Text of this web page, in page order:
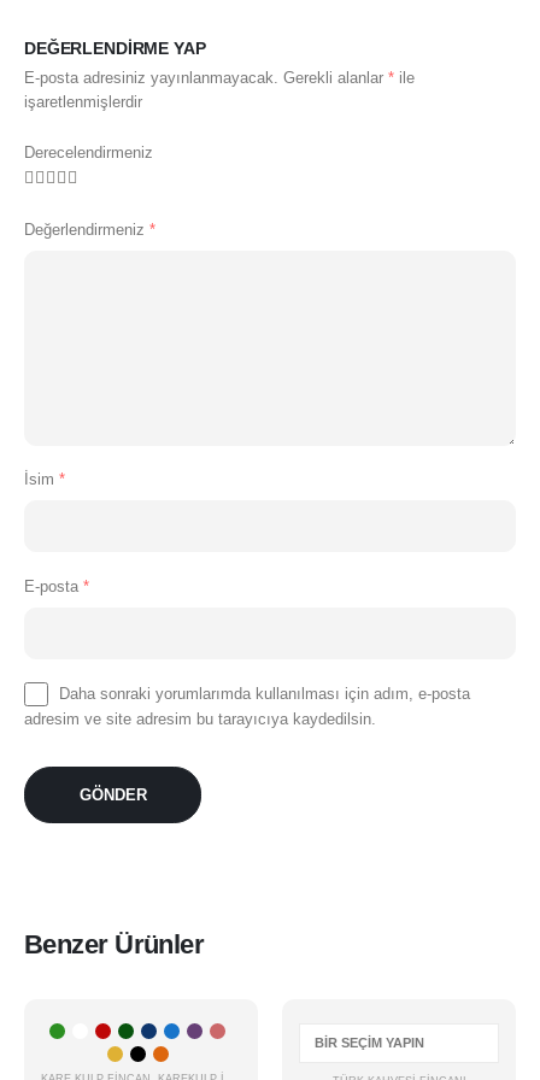
DEĞERLENDIRME YAP
E-posta adresiniz yayınlanmayacak. Gerekli alanlar * ile
işaretlenmişlerdir
Derecelendirmeniz
Değerlendirmeniz *
İsim *
E-posta *
Daha sonraki yorumlarımda kullanılması için adım, e-posta
adresim ve site adresim bu tarayıcıya kaydedilsin.
Benzer Ürünler
ÇOK SATAN
Bu
ürünün
ürünün